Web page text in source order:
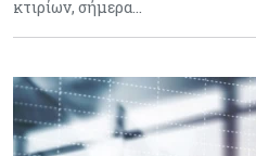
κτιρίων, σήμερα…